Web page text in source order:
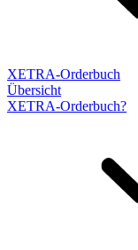
XETRA-Orderbuch
Übersicht
XETRA-Orderbuch?